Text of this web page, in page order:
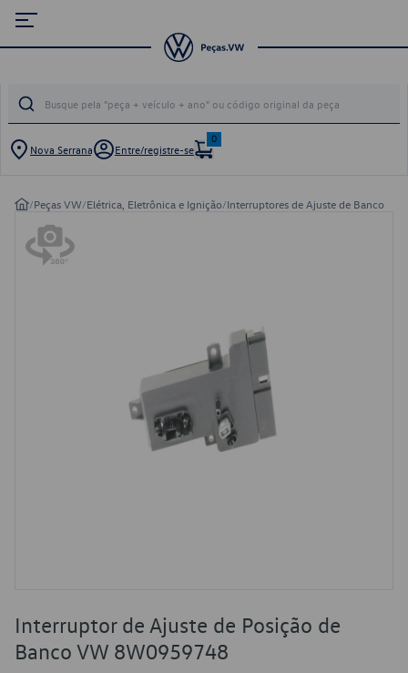
Nova Serrana Entre/registre-se
0
/Peças VW/Elétrica, Eletrônica e Ignição/Interruptores de Ajuste de Banco
Interruptor de Ajuste de Posição de
Banco VW 8W0959748